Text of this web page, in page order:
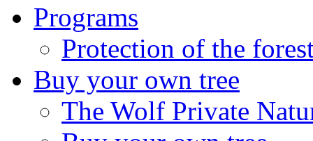
Programs
Protection of the
Buy your own tree
The Wolf Private